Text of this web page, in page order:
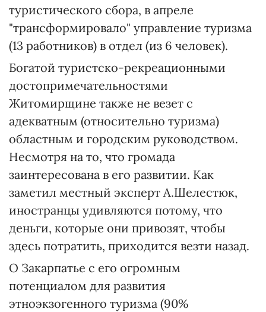
туристического сбора, в апреле
"трансформировало" управление туризма
(13 работников) в отдел (из 6 человек).
Богатой туристско-рекреационными
достопримечательностями
Житомирщине также не везет с
адекватным (относительно туризма)
областным и городским руководством.
Несмотря на то, что громада
заинтересована в его развитии. Как
заметил местный эксперт А.Шелестюк,
иностранцы удивляются потому, что
деньги, которые они привозят, чтобы
здесь потратить, приходится везти назад.
О Закарпатье с его огромным
потенциалом для развития
этноэкзогенного туризма (90%